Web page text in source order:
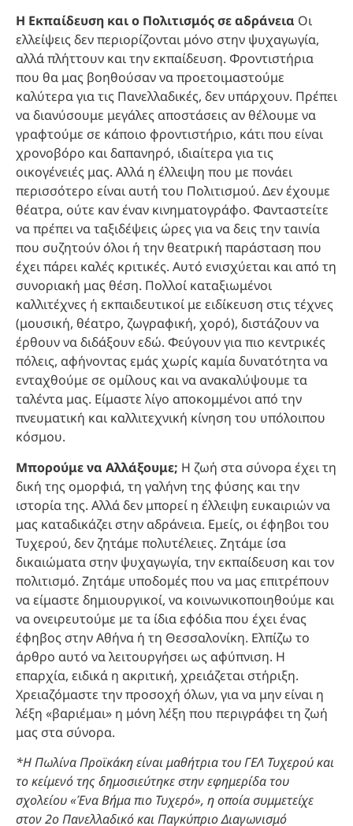
Η Εκπαίδευση και ο Πολιτισμός σε αδράνεια Οι
ελλείψεις δεν περιορίζονται μόνο στην ψυχαγωγία,
αλλά πλήττουν και την εκπαίδευση. Φροντιστήρια
που θα μας βοηθούσαν να προετοιμαστούμε
καλύτερα για τις Πανελλαδικές, δεν υπάρχουν. Πρέπει
να διανύσουμε μεγάλες αποστάσεις αν θέλουμε να
γραφτούμε σε κάποιο φροντιστήριο, κάτι που είναι
χρονοβόρο και δαπανηρό, ιδιαίτερα για τις
οικογένειές μας. Αλλά η έλλειψη που με πονάει
περισσότερο είναι αυτή του Πολιτισμού. Δεν έχουμε
θέατρα, ούτε καν έναν κινηματογράφο. Φανταστείτε
να πρέπει να ταξιδέψεις ώρες για να δεις την ταινία
που συζητούν όλοι ή την θεατρική παράσταση που
έχει πάρει καλές κριτικές. Αυτό ενισχύεται και από τη
συνοριακή μας θέση. Πολλοί καταξιωμένοι
καλλιτέχνες ή εκπαιδευτικοί με ειδίκευση στις τέχνες
(μουσική, θέατρο, ζωγραφική, χορό), διστάζουν να
έρθουν να διδάξουν εδώ. Φεύγουν για πιο κεντρικές
πόλεις, αφήνοντας εμάς χωρίς καμία δυνατότητα να
ενταχθούμε σε ομίλους και να ανακαλύψουμε τα
ταλέντα μας. Είμαστε λίγο αποκομμένοι από την
πνευματική και καλλιτεχνική κίνηση του υπόλοιπου
κόσμου.
Μπορούμε να Αλλάξουμε; Η ζωή στα σύνορα έχει τη
δική της ομορφιά, τη γαλήνη της φύσης και την
ιστορία της. Αλλά δεν μπορεί η έλλειψη ευκαιριών να
μας καταδικάζει στην αδράνεια. Εμείς, οι έφηβοι του
Τυχερού, δεν ζητάμε πολυτέλειες. Ζητάμε ίσα
δικαιώματα στην ψυχαγωγία, την εκπαίδευση και τον
πολιτισμό. Ζητάμε υποδομές που να μας επιτρέπουν
να είμαστε δημιουργικοί, να κοινωνικοποιηθούμε και
να ονειρευτούμε με τα ίδια εφόδια που έχει ένας
έφηβος στην Αθήνα ή τη Θεσσαλονίκη. Ελπίζω το
άρθρο αυτό να λειτουργήσει ως αφύπνιση. Η
επαρχία, ειδικά η ακριτική, χρειάζεται στήριξη.
Χρειαζόμαστε την προσοχή όλων, για να μην είναι η
λέξη «βαριέμαι» η μόνη λέξη που περιγράφει τη ζωή
μας στα σύνορα.
*Η Πωλίνα Προϊκάκη είναι μαθήτρια του ΓΕΛ Τυχερού και
το κείμενό της δημοσιεύτηκε στην εφημερίδα του
σχολείου «Ένα Βήμα πιο Τυχερό», η οποία συμμετείχε
στον 2ο Πανελλαδικό και Παγκύπριο Διαγωνισμό